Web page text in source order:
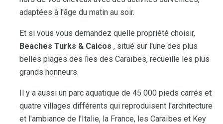
adaptées à l'âge du matin au soir.
Et si vous vous demandez quelle propriété choisir,
Beaches Turks & Caicos , situé sur l'une des plus
belles plages des îles des Caraïbes, recueille les plus
grands honneurs.
Il y a aussi un parc aquatique de 45 000 pieds carrés et
quatre villages différents qui reproduisent l'architecture
et l'ambiance de l'Italie, la France, les Caraïbes et Key